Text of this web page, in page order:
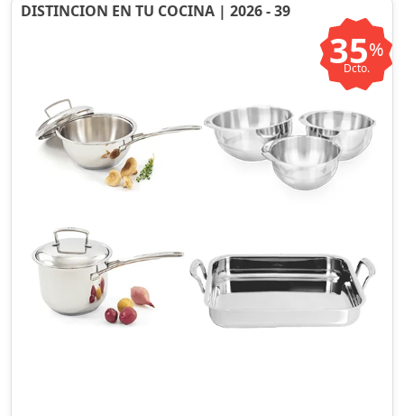
DISTINCION EN TU COCINA | 2026 - 39
35%
Dcto.